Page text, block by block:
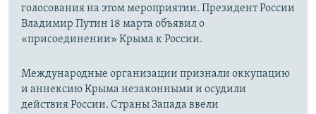
голосования на этом мероприятии. Президент России
Владимир Путин 18 марта объявил о
«присоединении» Крыма к России.
Международные организации признали оккупацию
и аннексию Крыма незаконными и осудили
действия России. Страны Запада ввели